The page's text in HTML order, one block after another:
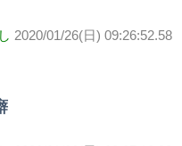
2020/01/26(日) 09:26:52.58